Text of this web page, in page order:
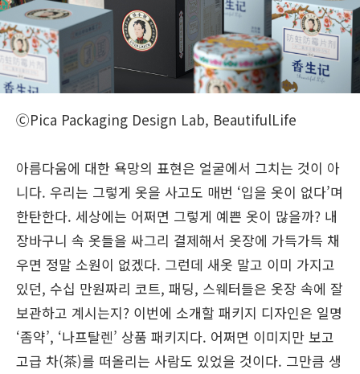
ⒸPica Packaging Design Lab, BeautifulLife
아름다움에 대한 욕망의 표현은 얼굴에서 그치는 것이 아
니다. 우리는 그렇게 옷을 사고도 매번 ‘입을 옷이 없다’며
한탄한다. 세상에는 어쩌면 그렇게 예쁜 옷이 많을까? 내
장바구니 속 옷들을 싸그리 결제해서 옷장에 가득가득 채
우면 정말 소원이 없겠다. 그런데 새옷 말고 이미 가지고
있던, 수십 만원짜리 코트, 패딩, 스웨터들은 옷장 속에 잘
보관하고 계시는지? 이번에 소개할 패키지 디자인은 일명
‘좀약’, ‘나프탈렌’ 상품 패키지다. 어쩌면 이미지만 보고
고급 차(茶)를 떠올리는 사람도 있었을 것이다. 그만큼 생